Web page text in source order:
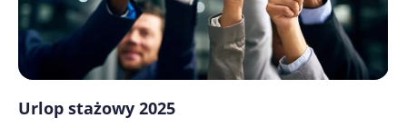
Urlop stażowy 2025